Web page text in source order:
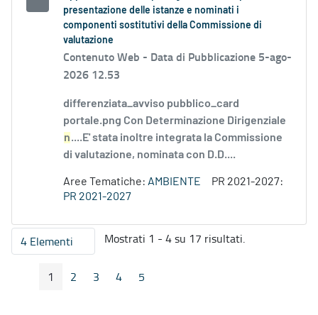
presentazione delle istanze e nominati i
componenti sostitutivi della Commissione di
valutazione
Contenuto Web - Data di Pubblicazione 5-ago-
2026 12.53
differenziata_avviso pubblico_card
portale.png Con Determinazione Dirigenziale
n....E' stata inoltre integrata la Commissione
di valutazione, nominata con D.D....
Aree Tematiche: AMBIENTE
PR 2021-2027:
PR 2021-2027
4 ElementiPer pagina
Mostrati 1 - 4 su 17 risultati.
Pagina Precedente
Pagina
1 Pagina
2 Pagina
3 Pagina
4 Pagina
5